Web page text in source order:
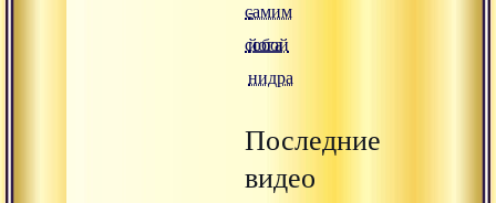
самим
собой
-
йога
нидра
Последние
видео